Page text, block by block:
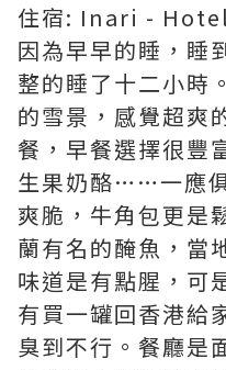
住宿: Inari -
因為早早的睡，睡
整的睡了十二小時
的雪景，感覺超爽
餐，早餐選擇很豐
生果奶酪……一應
爽脆，牛角包更是
蘭有名的醃魚，當
味道是有點腥，可
有買一罐回香港給
臭到不行。餐廳是